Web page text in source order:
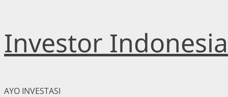
content
Investor Indonesia
AYO INVESTASI